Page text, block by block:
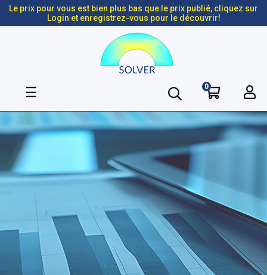
Le prix pour vous est bien plus bas que le prix publié, cliquez sur
Login et enregistrez-vous pour le découvrir!
Basculer
navigation
☰ 0